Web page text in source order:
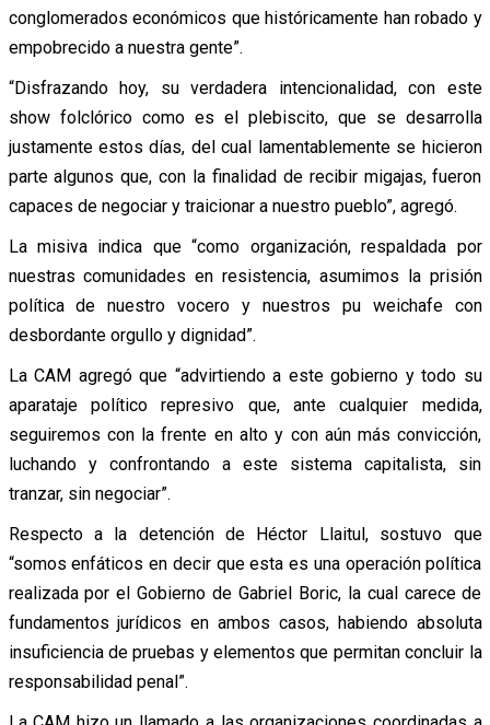
conglomerados económicos que históricamente han robado y
empobrecido a nuestra gente”.
“Disfrazando hoy, su verdadera intencionalidad, con este
show folclórico como es el plebiscito, que se desarrolla
justamente estos días, del cual lamentablemente se hicieron
parte algunos que, con la finalidad de recibir migajas, fueron
capaces de negociar y traicionar a nuestro pueblo”, agregó.
La misiva indica que “como organización, respaldada por
nuestras comunidades en resistencia, asumimos la prisión
política de nuestro vocero y nuestros pu weichafe con
desbordante orgullo y dignidad”.
La CAM agregó que “advirtiendo a este gobierno y todo su
aparataje político represivo que, ante cualquier medida,
seguiremos con la frente en alto y con aún más convicción,
luchando y confrontando a este sistema capitalista, sin
tranzar, sin negociar”.
Respecto a la detención de Héctor Llaitul, sostuvo que
“somos enfáticos en decir que esta es una operación política
realizada por el Gobierno de Gabriel Boric, la cual carece de
fundamentos jurídicos en ambos casos, habiendo absoluta
insuficiencia de pruebas y elementos que permitan concluir la
responsabilidad penal”.